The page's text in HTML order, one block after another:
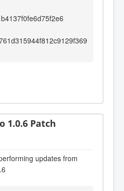
1.0.6 Patch
updates from